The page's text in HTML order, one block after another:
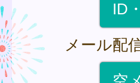
ID
メール配